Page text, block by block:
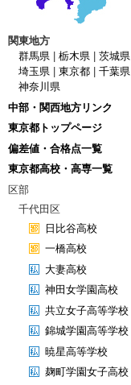
関東地方
群馬県
栃木県
茨城県
埼玉県
東京都
千葉県
神奈川県
中部・関西地方リンク
東京都トップページ
偏差値・合格点一覧
東京都高校・高専一覧
区部
千代田区
日比谷高校
一橋高校
大妻高校
神田女学園高校
共立女子高等学校
錦城学園高等学校
暁星高等学校
麹町学園女子高校